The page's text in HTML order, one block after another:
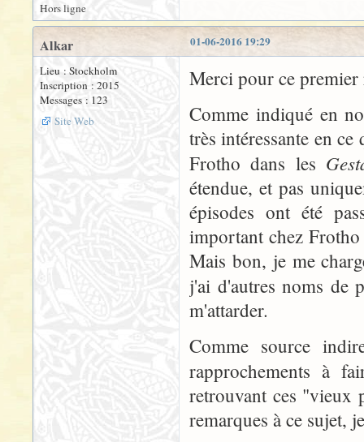
Hors ligne
01-06-2016 19:29
Alkar
Lieu : Stockholm
Inscription : 2015
Messages : 123
Site Web
Merci pour ce
Comme indiqué en
très intéressante en
Frotho dans les
étendue, et pas
épisodes ont été
important chez
Mais bon, je me
j'ai d'autres noms de
m'attarder.
Comme source
rapprochements à
retrouvant ces "vieux
remarques à ce sujet,